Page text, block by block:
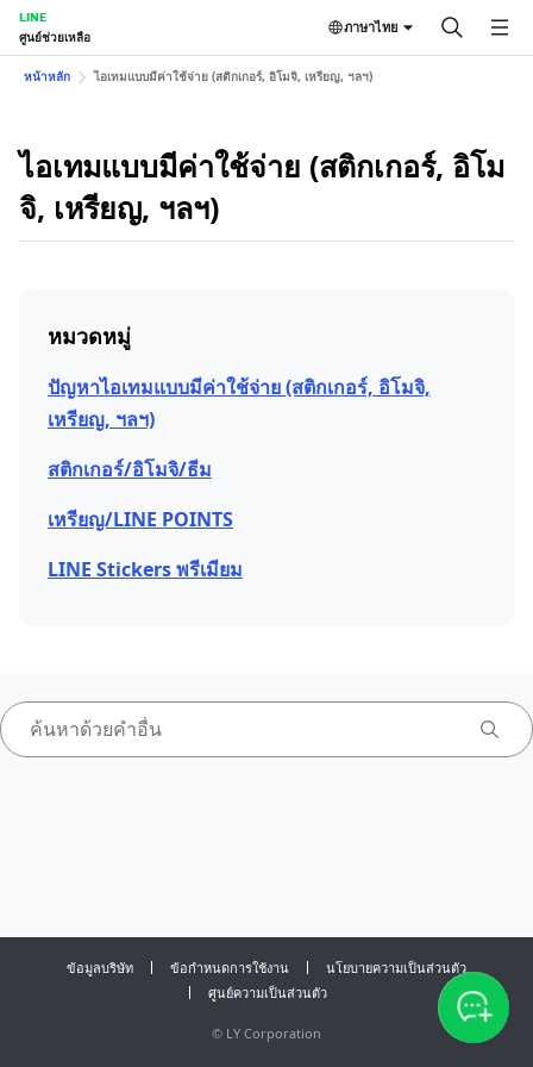
LINE
ศูนย์ช่วยเหลือ
ภาษาไทย
หน้าหลัก ไอเทมแบบมีค่าใช้จ่าย (สติกเกอร์, อิโมจิ, เหรียญ, ฯลฯ)
ไอเทมแบบมีค่าใช้จ่าย (สติกเกอร์, อิโม
จิ, เหรียญ, ฯลฯ)
หมวดหมู่
ปัญหาไอเทมแบบมีค่าใช้จ่าย (สติกเกอร์, อิโมจิ,
เหรียญ, ฯลฯ)
สติกเกอร์/อิโมจิ/ธีม
เหรียญ/LINE POINTS
LINE Stickers พรีเมียม
ข้อมูลบริษัท ข้อกำหนดการใช้งาน
นโยบายความเป็นส่วนตัว
ศูนย์ความเป็นส่วนตัว
© LY Corporation